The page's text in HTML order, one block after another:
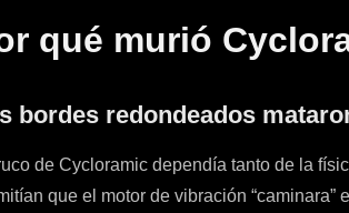
qué murió
bordes redondeados
de Cycloramic dependía tanto de la
que el motor de vibración